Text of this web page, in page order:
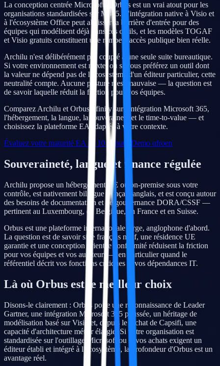
La conception centrée Microsoft d'Orbus est un vrai atout pour les
organisations standardisées sur M365. L'intégration native à Visio et
à l'écosystème Office peut abaisser la barrière d'entrée pour des
équipes qui modélisent déjà dans ces outils, et les modèles TOGAF
et Visio gratuits constituent une rampe d'accès publique bien réelle.
Archilu n'est délibérément pas couplé à une seule suite bureautique.
Si votre environnement est mixte, ou si vous préférez un outil dont
la valeur ne dépend pas de l'écosystème d'un éditeur particulier, cette
neutralité compte. Aucune posture n'est mauvaise — la question est
de savoir laquelle réduit la friction pour vos équipes.
Comparez Archilu et OrbusInfinity sur l'intégration Microsoft 365,
l'hébergement, la langue, la souveraineté et le time-to-value — et
choisissez la plateforme EA adaptée à votre contexte.
Évaluez votre maturité EA en 10 minutes Demo ufroen
Souveraineté, langue et finance régulée
Archilu propose un hébergement UE ou on-premise sous votre
contrôle, est nativement bilingue français-anglais, et est conçu autour
des besoins de documentation et de gouvernance DORA/CSSF —
pertinent au Luxembourg, en Belgique, en France et en Suisse.
Orbus est une plateforme internationale large, anglophone d'abord.
La question est de savoir si le français natif, une résidence UE
garantie et une conception orientée conformité réduisent la friction
pour vos équipes et vos auditeurs — en particulier quand le
référentiel décrit vos fonctions critiques et vos dépendances IT.
Là où Orbus est le meilleur choix
Disons-le clairement : Orbus porte une reconnaissance de Leader
Gartner, une intégration Microsoft 365 poussée, un héritage de
modélisation basé sur Visio et, depuis le rachat de Capsifi, une
capacité d'architecture métier élargie. Si votre organisation est
standardisée sur l'outillage Microsoft ou si vos achats exigent un
éditeur établi et intégré à l'écosystème, la profondeur d'Orbus est un
avantage réel.